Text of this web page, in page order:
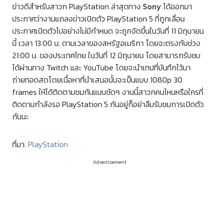
ข่าวดีสำหรับสาวก PlayStation ล่าสุดทาง Sony ได้ออกมา
ประกาศว่างานแถลงข่าวเปิดตัว PlayStation 5 ที่ถูกเลื่อน
ประกาศเปิดตัวไปอย่างไม่มีกำหนด จะถูกจัดขึ้นในวันที่ 11 มิถุนายน
นี้ เวลา 13:00 น. ตามเวลาของสหรัฐอเมริกา โดยจะตรงกับช่วง
21:00 น. ของประเทศไทย ในวันที่ 12 มิถุนายน โดยสามารถรับชม
ได้ผ่านทาง Twitch และ YouTube โดยจะนำเทปที่บันทึกไว้มา
ถ่ายทอดสดโดยเนื้อหาที่นำเสนอนั้นจะเป็นแบบ 1080p 30
frames ให้ได้ติดตามชมกันแบบชัดๆ งานนี้สาวกคนไหนหรือใครที่
ติดตามกำลังรอ PlayStation 5 กันอยู่ก็อย่าลืมรับชมการเปิดตัว
กันนะ
ที่มา: PlayStation
Advertisement